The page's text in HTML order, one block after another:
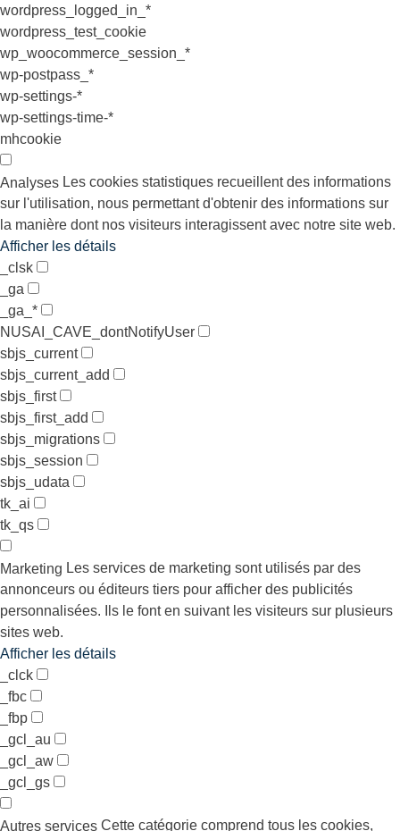
wordpress_logged_in_*
wordpress_test_cookie
wp_woocommerce_session_*
wp-postpass_*
wp-settings-*
wp-settings-time-*
mhcookie
Analyses Les cookies statistiques recueillent des informations
sur l'utilisation, nous permettant d'obtenir des informations sur
la manière dont nos visiteurs interagissent avec notre site web.
Afficher les détails
_clsk
_ga
_ga_*
NUSAI_CAVE_dontNotifyUser
sbjs_current
sbjs_current_add
sbjs_first
sbjs_first_add
sbjs_migrations
sbjs_session
sbjs_udata
tk_ai
tk_qs
Marketing Les services de marketing sont utilisés par des
annonceurs ou éditeurs tiers pour afficher des publicités
personnalisées. Ils le font en suivant les visiteurs sur plusieurs
sites web.
Afficher les détails
_clck
_fbc
_fbp
_gcl_au
_gcl_aw
_gcl_gs
Autres services Cette catégorie comprend tous les cookies,